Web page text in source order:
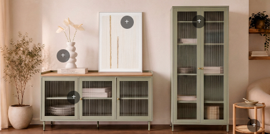
+
+
+
+
+